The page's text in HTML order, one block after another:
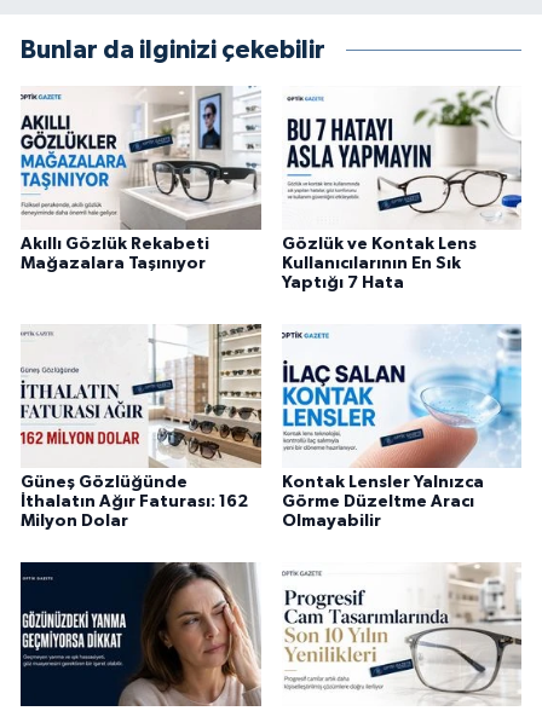
Bunlar da ilginizi çekebilir
Akıllı Gözlük Rekabeti
Mağazalara Taşınıyor
Gözlük ve Kontak Lens
Kullanıcılarının En Sık
Yaptığı 7 Hata
Güneş Gözlüğünde
İthalatın Ağır Faturası: 162
Milyon Dolar
Kontak Lensler Yalnızca
Görme Düzeltme Aracı
Olmayabilir